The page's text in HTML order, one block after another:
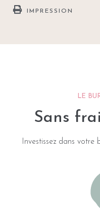
IMPRESSION
LE
Sans
Investissez dans votre